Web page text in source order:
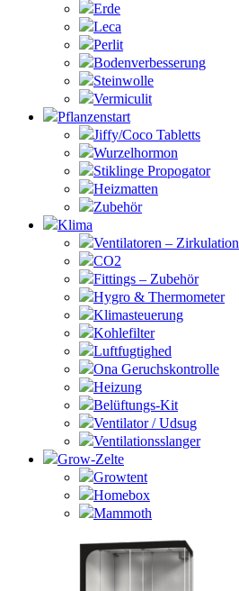
Erde
Leca
Perlit
Bodenverbesserung
Steinwolle
Vermiculit
Pflanzenstart
Jiffy/Coco Tabletts
Wurzelhormon
Stiklinge Propogator
Heizmatten
Zubehör
Klima
Ventilatoren – Zirkulation
CO2
Fittings – Zubehör
Hygro & Thermometer
Klimasteuerung
Kohlefilter
Luftfugtighed
Ona Geruchskontrolle
Heizung
Belüftungs-Kit
Ventilator / Udsug
Ventilationsslanger
Grow-Zelte
Growtent
Homebox
Mammoth